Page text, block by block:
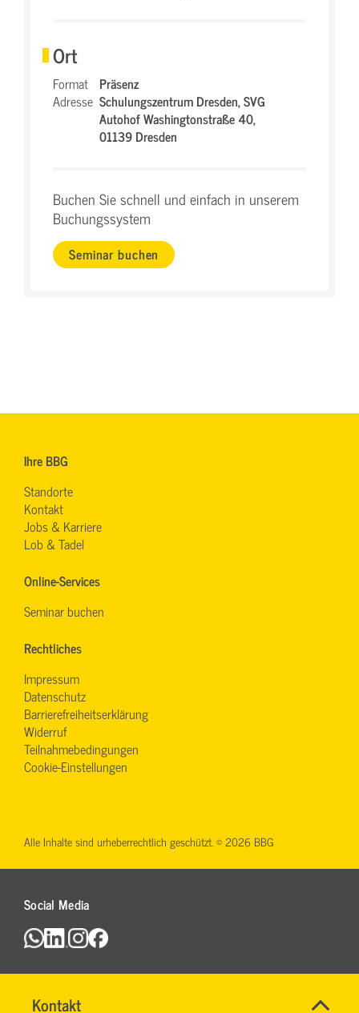
Kontakt
Name*
Ort
Format Präsenz
Adresse Schulungszentrum Dresden,SVG
Autohof Washingtonstraße 40,
01139 Dresden
Buchen Sie schnell und einfach in unserem
Buchungssystem
Seminar buchen
Ihre BBG
Standorte
Kontakt
Jobs & Karriere
Lob & Tadel
Online-Services
Seminar buchen
Rechtliches
Impressum
Datenschutz
Barrierefreiheitserklärung
Widerruf
Teilnahmebedingungen
Cookie-Einstellungen
Social Media
Alle Inhalte sind urheberrechtlich geschützt. © 2026 BBG